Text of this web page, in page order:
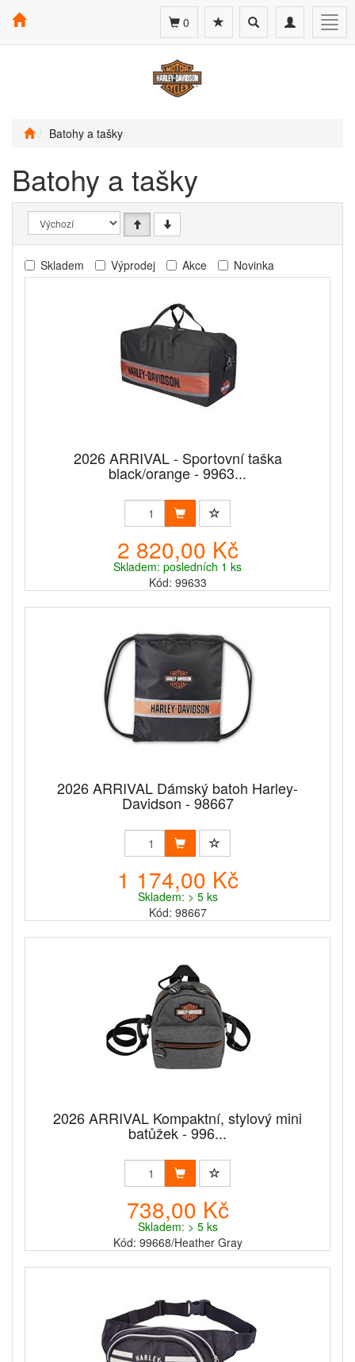
Toggle
navigation
Toggle
search
0
Batohy a tašky
Batohy a tašky
Skladem Výprodej Akce Novinka
2026 ARRIVAL - Sportovní taška
black/orange - 9963...
2 820,00 Kč
Skladem: posledních 1 ks
Kód: 99633
2026 ARRIVAL Dámský batoh Harley-
Davidson - 98667
1 174,00 Kč
Skladem: > 5 ks
Kód: 98667
2026 ARRIVAL Kompaktní, stylový mini
batůžek - 996...
738,00 Kč
Skladem: > 5 ks
Kód: 99668/Heather Gray